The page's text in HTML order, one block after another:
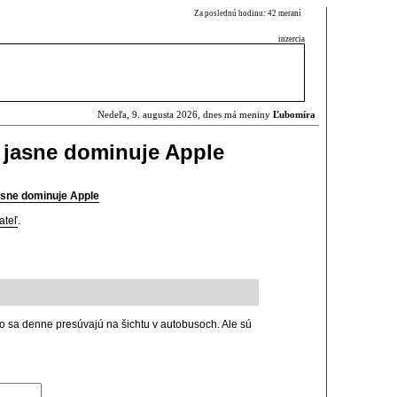
Za poslednú hodinu: 42 meraní
inzercia
Nedeľa, 9. augusta 2026, dnes má meniny Ľubomíra
dominuje Apple
dominuje Apple
.
sa denne presúvajú na šichtu v autobusoch. Ale sú